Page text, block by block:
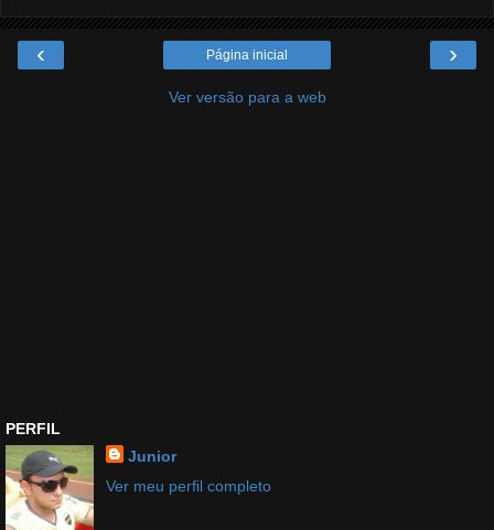
‹ ›
Página inicial
Ver versão para a web
PERFIL
Junior
Ver meu perfil completo